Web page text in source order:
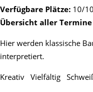
Verfügbare Plätze: 10/10
Übersicht aller
Hier werden klassische
interpretiert.
Kreativ Vielfältig